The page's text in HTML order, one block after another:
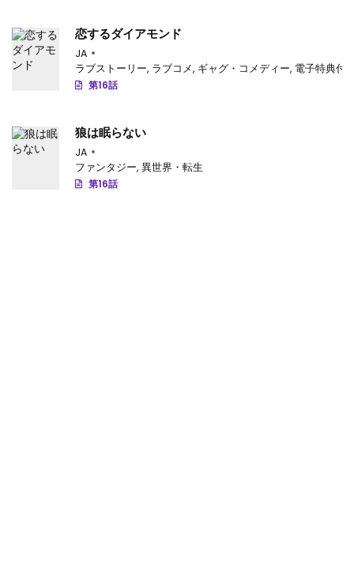
第10話 : 第10話
: 第9話
第7話 : 第7話
: 第6話
恋するダイアモンド
JA
ラブストーリー, ラブコメ, ギャグ・コメディー, 電子特典付
第16話
狼は眠らない
JA
ファンタジー, 異世界・転生
第16話